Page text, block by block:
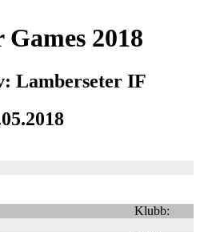
2018
Lamberseter IF
Klubb: